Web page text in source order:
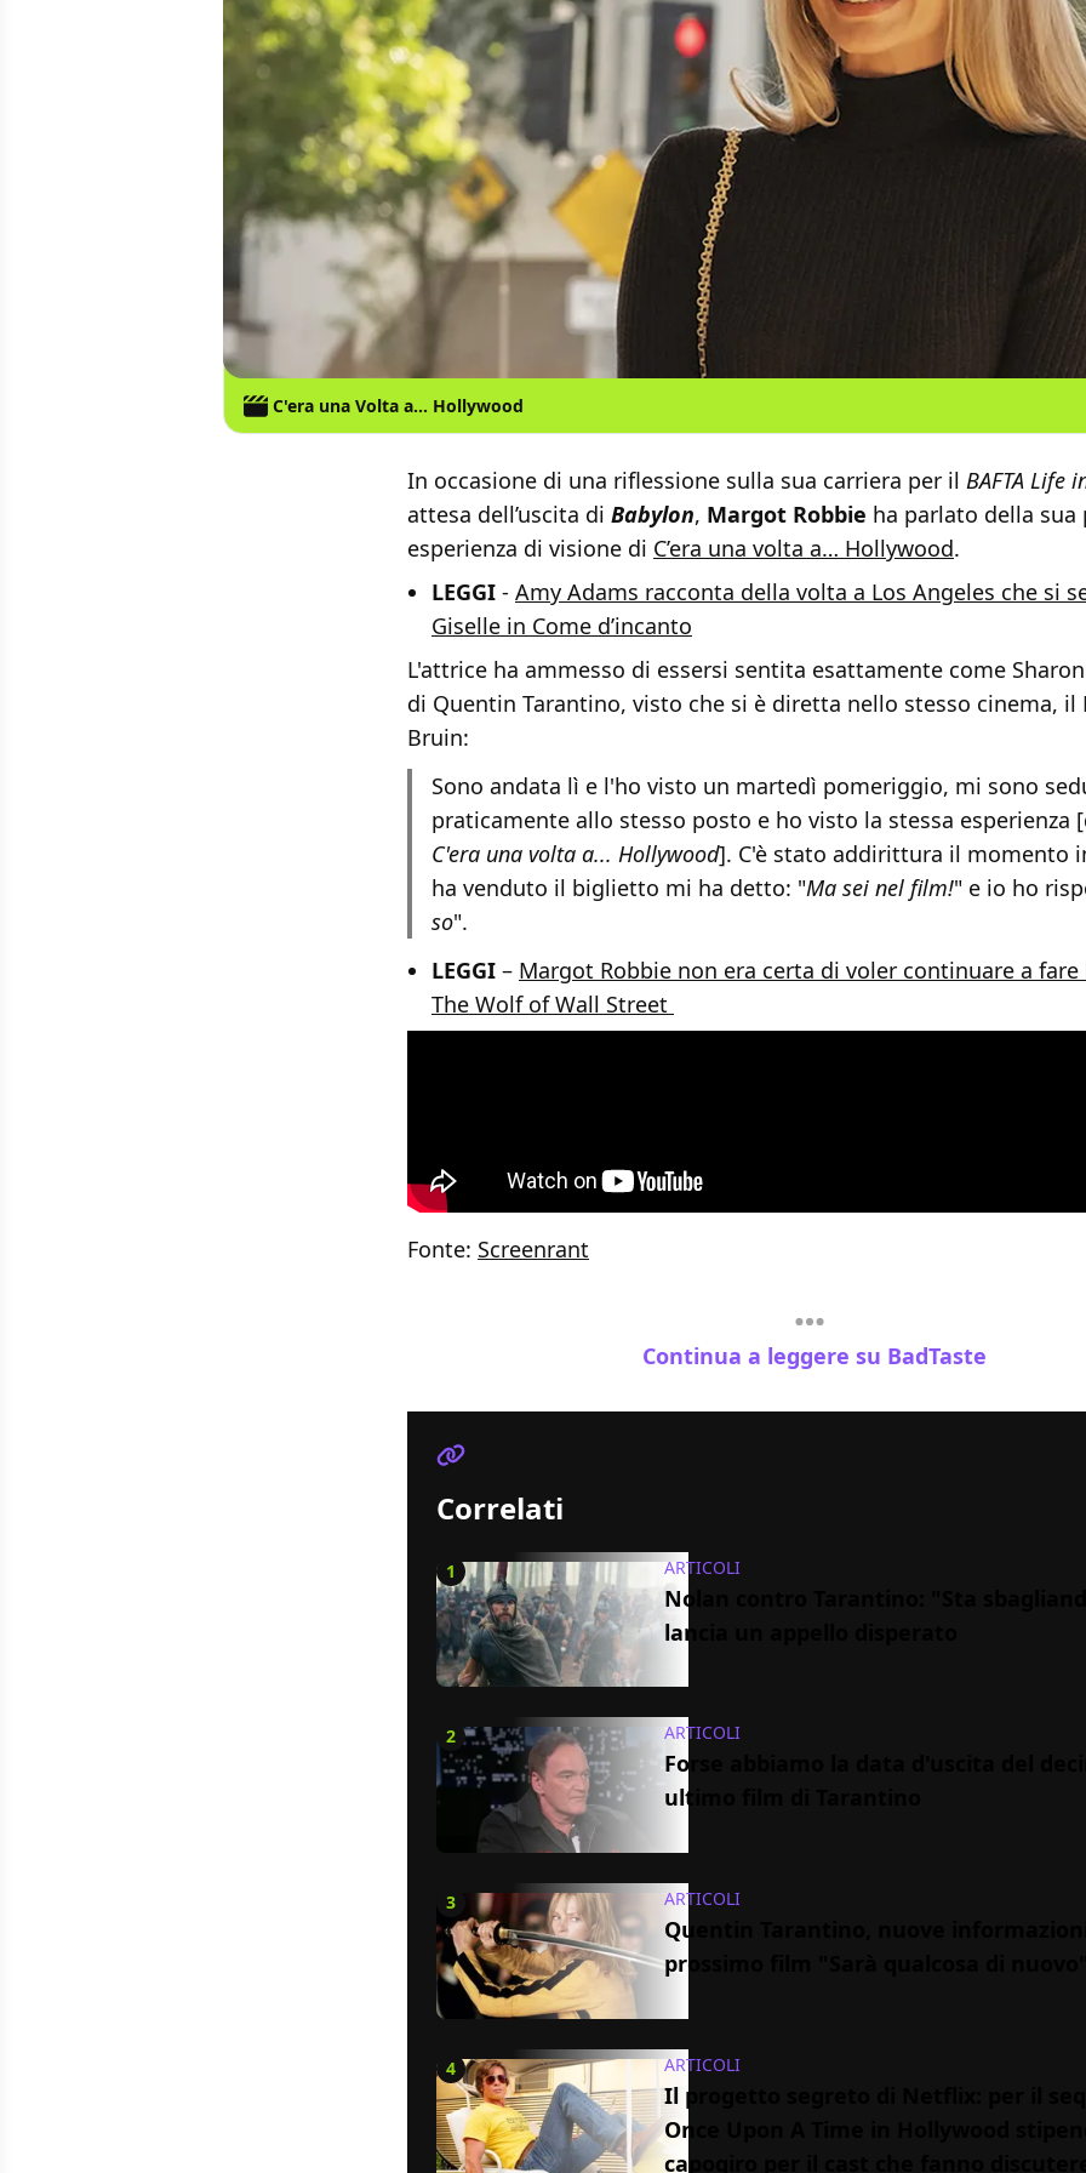
C'era una Volta a... Hollywood
In occasione di una riflessione sulla sua carriera per il BAFTA Life
attesa dell’uscita di Babylon, Margot Robbie ha parlato della sua
esperienza di visione di C’era una volta a… Hollywood.
LEGGI - Amy Adams racconta della volta a Los Angeles che si
Giselle in Come d’incanto
L'attrice ha ammesso di essersi sentita esattamente come
di Quentin Tarantino, visto che si è diretta nello stesso cinema, il
Bruin:
Sono andata lì e l'ho visto un martedì pomeriggio, mi sono
praticamente allo stesso posto e ho visto la stessa esperienza
C'era una volta a... Hollywood]. C'è stato addirittura il momento
ha venduto il biglietto mi ha detto: "Ma sei nel film!" e io ho
so".
LEGGI – Margot Robbie non era certa di voler continuare a fare
The Wolf of Wall Street
Fonte: Screenrant
Continua a leggere su BadTaste
Correlati
1 ARTICOLI
Nolan contro Tarantino: "Sta
lancia un appello disperato
2 ARTICOLI
Forse abbiamo la data d'uscita del
ultimo film di Tarantino
3 ARTICOLI
Quentin Tarantino, nuove informazioni
prossimo film "Sarà qualcosa di nuovo"
4 ARTICOLI
Il progetto segreto di Netflix: per il
Once Upon A Time in Hollywood
capogiro per il cast che fanno discutere